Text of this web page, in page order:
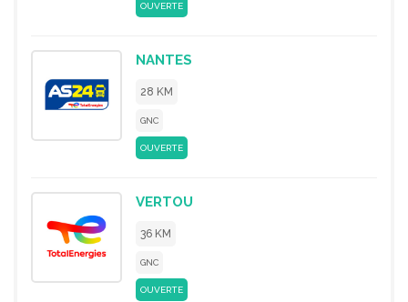
OUVERTE
NANTES
28 KM
GNC
OUVERTE
VERTOU
36 KM
GNC
OUVERTE